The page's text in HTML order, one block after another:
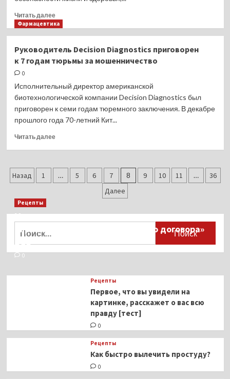
сумму
1,2
млрд
руб.
Читать далееПрочитать
больше
клиник
Хайдарова
приостановили
за
расследования
гибели
Фармацевтика
Руководитель Decision Diagnostics приговорен
к 7 годам тюрьмы за мошенничество
0
Исполнительный директор американской
биотехнологической компании Decision Diagnostics был
приговорен к семи годам тюремного заключения. В декабре
прошлого года 70-летний Кит...
Читать далееПрочитать
Decision
Diagnostics
тюрьмы
за мошенничество
Пагинация
Назад 1 … 5 6 7 8 9 10 11 …
36
Далее
Рецепты
Миллионы японцев восстают против
тиранического «Пандемического договора»
ВОЗ
0
Рецепты
Первое, что вы увидели на
картинке, расскажет о вас всю
правду [тест]
0
Рецепты
Как быстро вылечить простуду?
0